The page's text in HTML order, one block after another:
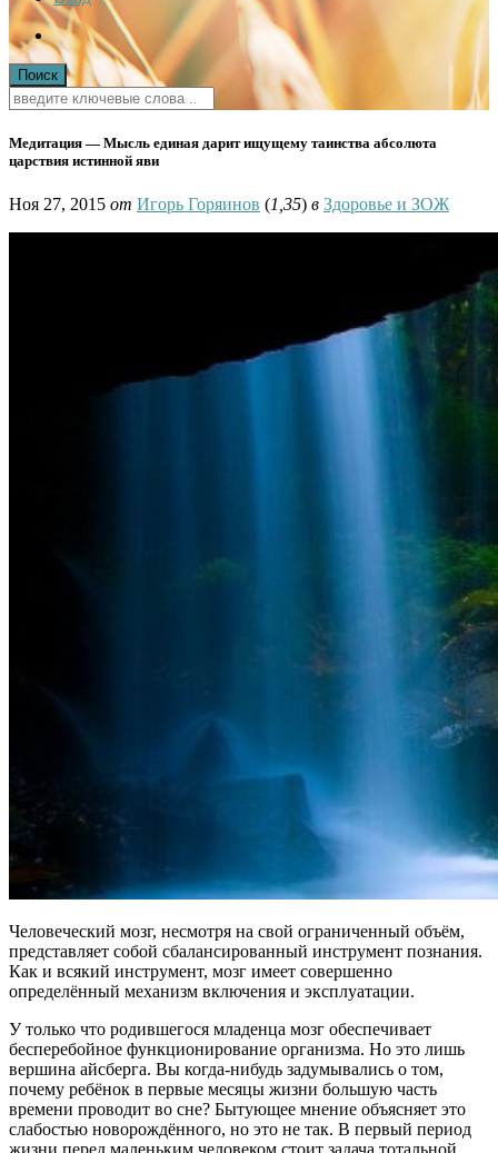
Медитация — Мысль единая дарит ищущему таинства абсолюта
царствия истинной яви
Ноя 27, 2015 от Игорь Горяинов (1,35) в Здоровье и ЗОЖ
Человеческий мозг, несмотря на свой ограниченный объём,
представляет собой сбалансированный инструмент познания.
Как и всякий инструмент, мозг имеет совершенно
определённый механизм включения и эксплуатации.
У только что родившегося младенца мозг обеспечивает
бесперебойное функционирование организма. Но это лишь
вершина айсберга. Вы когда-нибудь задумывались о том,
почему ребёнок в первые месяцы жизни большую часть
времени проводит во сне? Бытующее мнение объясняет это
слабостью новорождённого, но это не так. В первый период